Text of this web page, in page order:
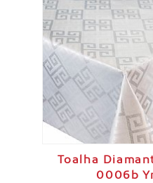
Toalha
0006b